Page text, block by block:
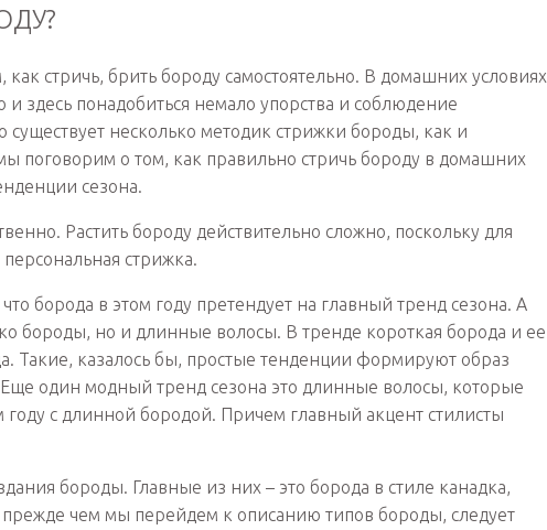
стричь, брить бороду самостоятельно. В домашних условиях
и здесь понадобиться немало упорства и соблюдение
несколько методик стрижки бороды, как и
поговорим о том, как правильно стричь бороду в домашних
сезона.
Растить бороду действительно сложно, поскольку для
стрижка.
борода в этом году претендует на главный тренд сезона. А
бороды, но и длинные волосы. В тренде короткая борода и ее
Такие, казалось бы, простые тенденции формируют образ
один модный тренд сезона это длинные волосы, которые
году с длинной бородой. Причем главный акцент стилисты
бороды. Главные из них – это борода в стиле канадка,
чем мы перейдем к описанию типов бороды, следует